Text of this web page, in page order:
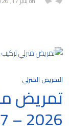
التمريض المنزلي
تمريض
2026 – 2027